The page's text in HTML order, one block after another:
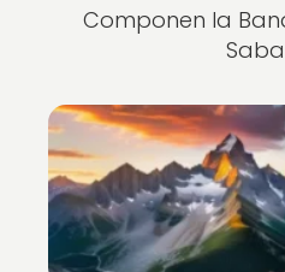
Componen la